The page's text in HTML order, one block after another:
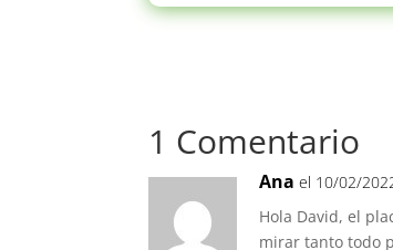
1 Comentario
Ana el 10/02/
Hola David, el
mirar tanto todo